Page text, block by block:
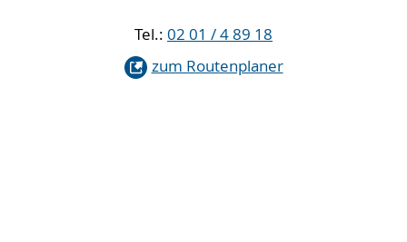
Tel.: 02 01 / 4 89 18
zum Routenplaner